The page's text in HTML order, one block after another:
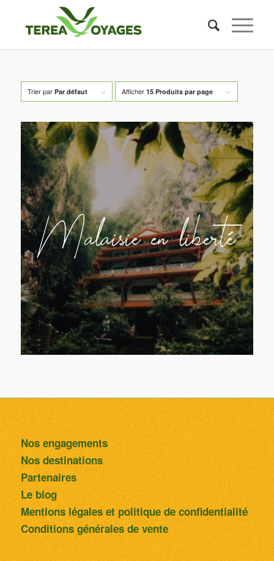
Trier par Par défaut Afficher 15 Produits par page
Malaisie en liberté
Nos engagements
Nos destinations
Partenaires
Le blog
Mentions légales et politique de confidentialité
Conditions générales de vente